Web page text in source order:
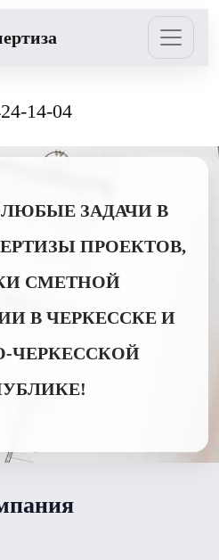
14-04
ЗАДАЧИ В
ПРОЕКТОВ,
СМЕТНОЙ
В ЧЕРКЕССКЕ И
ЧЕРКЕССКОЙ